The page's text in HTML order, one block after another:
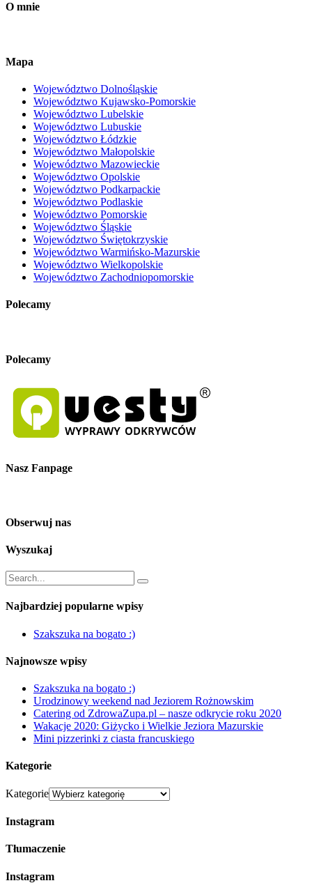
O mnie
Mapa
Województwo Dolnośląskie
Województwo Kujawsko-Pomorskie
Województwo Lubelskie
Województwo Lubuskie
Województwo Łódzkie
Województwo Małopolskie
Województwo Mazowieckie
Województwo Opolskie
Województwo Podkarpackie
Województwo Podlaskie
Województwo Pomorskie
Województwo Śląskie
Województwo Świętokrzyskie
Województwo Warmińsko-Mazurskie
Województwo Wielkopolskie
Województwo Zachodniopomorskie
Polecamy
Polecamy
Nasz Fanpage
Obserwuj nas
Wyszukaj
Najbardziej popularne wpisy
Szakszuka na bogato :)
Najnowsze wpisy
Szakszuka na bogato :)
Urodzinowy weekend nad Jeziorem Rożnowskim
Catering od ZdrowaZupa.pl – nasze odkrycie roku 2020
Wakacje 2020: Giżycko i Wielkie Jeziora Mazurskie
Mini pizzerinki z ciasta francuskiego
Kategorie
Kategorie
Instagram
Tłumaczenie
Instagram